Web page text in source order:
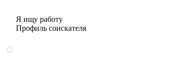
Я ищу работу
Профиль соискателя